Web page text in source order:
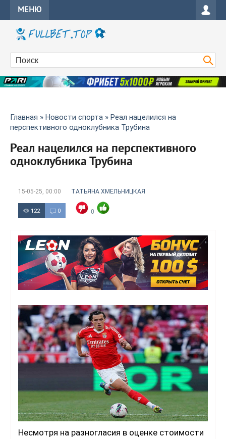
МЕНЮ
Главная » Новости спорта » Реал нацелился на
перспективного одноклубника Трубина
Реал нацелился на перспективного
одноклубника Трубина
15-05-25, 00:00 ТАТЬЯНА ХМЕЛЬНИЦКАЯ
122 0 0
Несмотря на разногласия в оценке стоимости